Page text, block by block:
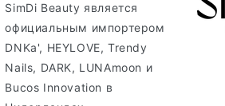
SimDi Beauty является
официальным импортером
DNKa', HEYLOVE, Trendy
Nails, DARK, LUNAmoon и
Bucos Innovation в